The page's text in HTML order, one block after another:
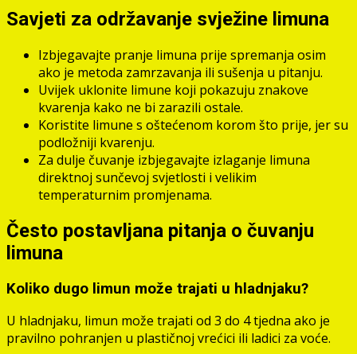
Savjeti za održavanje svježine limuna
Izbjegavajte pranje limuna prije spremanja osim
ako je metoda zamrzavanja ili sušenja u pitanju.
Uvijek uklonite limune koji pokazuju znakove
kvarenja kako ne bi zarazili ostale.
Koristite limune s oštećenom korom što prije, jer su
podložniji kvarenju.
Za dulje čuvanje izbjegavajte izlaganje limuna
direktnoj sunčevoj svjetlosti i velikim
temperaturnim promjenama.
Često postavljana pitanja o čuvanju
limuna
Koliko dugo limun može trajati u hladnjaku?
U hladnjaku, limun može trajati od 3 do 4 tjedna ako je
pravilno pohranjen u plastičnoj vrećici ili ladici za voće.